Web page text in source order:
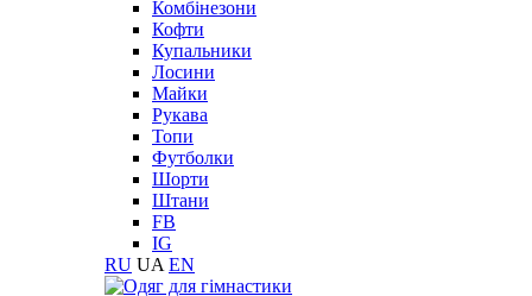
Комбінезони
Кофти
Купальники
Лосини
Майки
Рукава
Топи
Футболки
Шорти
Штани
FB
IG
RU UA EN